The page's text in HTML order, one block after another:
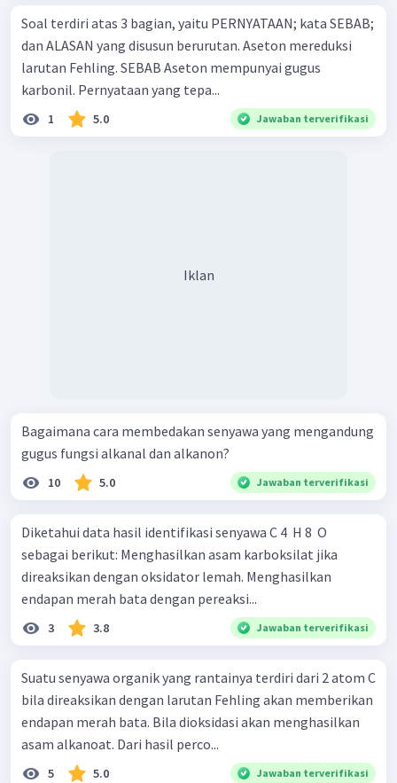
Soal terdiri atas 3 bagian, yaitu PERNYATAAN; kata SEBAB;
dan ALASAN yang disusun berurutan. Aseton mereduksi
larutan Fehling. SEBAB Aseton mempunyai gugus
karbonil. Pernyataan yang tepa...
1 5.0 Jawaban terverifikasi
Iklan
Bagaimana cara membedakan senyawa yang mengandung
gugus fungsi alkanal dan alkanon?
10 5.0 Jawaban terverifikasi
Diketahui data hasil identifikasi senyawa C 4 ​ H 8 ​ O
sebagai berikut: Menghasilkan asam karboksilat jika
direaksikan dengan oksidator lemah. Menghasilkan
endapan merah bata dengan pereaksi...
3 3.8 Jawaban terverifikasi
Suatu senyawa organik yang rantainya terdiri dari 2 atom C
bila direaksikan dengan larutan Fehling akan memberikan
endapan merah bata. Bila dioksidasi akan menghasilkan
asam alkanoat. Dari hasil perco...
5 5.0 Jawaban terverifikasi